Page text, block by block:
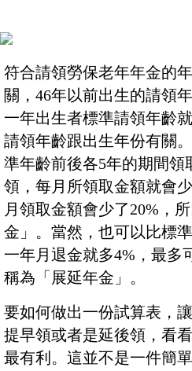
符合請領勞保老年年金的
關，46年以前出生的請領
一年出生者標準請領年齡
請領年齡跟出生年份有關
準年齡前後各5年的期間領
領，每月所領取金額就會
月領取金額會少了20%，
金」。當然，也可以比標
一年月退金就多4%，最多
稱為「展延年金」。
要如何做出一份試算表，
提早領或者是延後領，看
最有利。這並不是一件簡